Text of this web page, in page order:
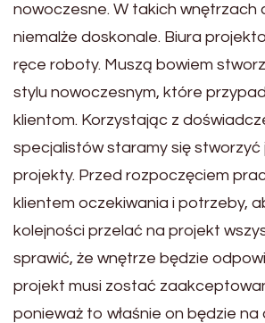
nowoczesne. W takich wnętrzach
niemalże doskonale. Biura
ręce roboty. Muszą bowiem
stylu nowoczesnym, które
klientom. Korzystając z
specjalistów staramy się stworzyć
projekty. Przed rozpoczęciem
klientem oczekiwania i potrzeby,
kolejności przelać na projekt
sprawić, że wnętrze będzie
projekt musi zostać
ponieważ to właśnie on będzie na